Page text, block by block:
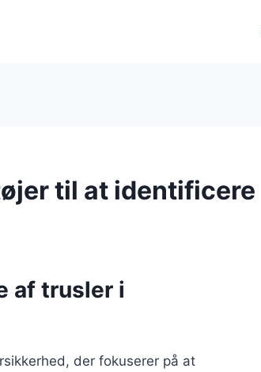
til at identificere
af trusler i
der fokuserer på at